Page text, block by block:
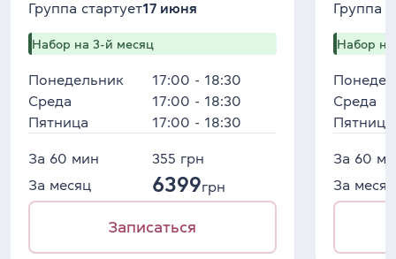
Группа стартует17 июня
Набор на 3-й месяц
Понедельник
17:00 - 18:30
Среда
17:00 - 18:30
Пятница
17:00 - 18:30
За 60 мин 355 грн
За месяц
6399грн
Записаться
Группа
Набор
Среда
Пятница
За 60
За месяц